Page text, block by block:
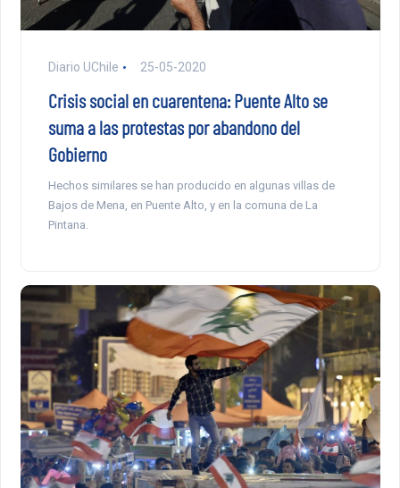
Diario UChile 25-05-2020
Crisis social en cuarentena: Puente Alto se
suma a las protestas por abandono del
Gobierno
Hechos similares se han producido en algunas villas de
Bajos de Mena, en Puente Alto, y en la comuna de La
Pintana.